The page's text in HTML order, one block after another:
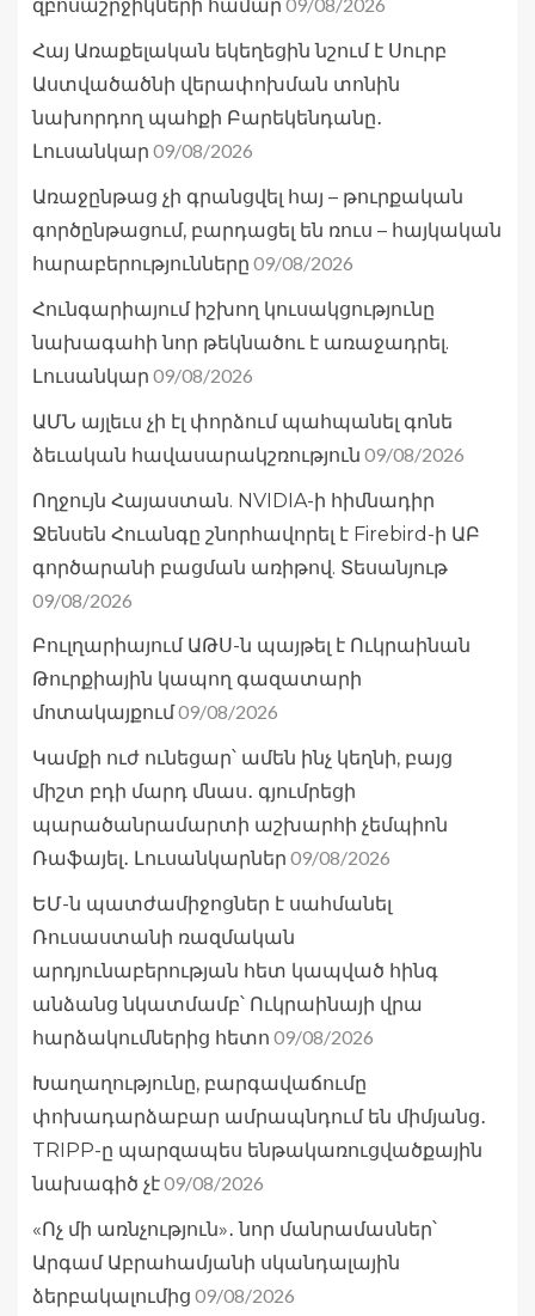
զբոսաշրջիկների համար
Հայ Առաքելական եկեղեցին նշում է Սուրբ
Աստվածածնի վերափոխման տոնին
նախորդող պահքի Բարեկենդանը․
Լուսանկար 09/08/2026
Առաջընթաց չի գրանցվել հայ – թուրքական
գործընթացում, բարդացել են ռուս – հայկական
հարաբերությունները 09/08/2026
Հունգարիայում իշխող կուսակցությունը
նախագահի նոր թեկնածու է առաջադրել.
Լուսանկար 09/08/2026
ԱՄՆ այլեւս չի էլ փորձում պահպանել գոնե
ձեւական հավասարակշռություն 09/08/2026
Ողջույն Հայաստան. NVIDIA-ի հիմնադիր
Ջենսեն Հուանգը շնորհավորել է Firebird-ի ԱԲ
գործարանի բացման առիթով. Տեսանյութ
09/08/2026
Բուլղարիայում ԱԹՍ-ն պայթել է Ուկրաինան
Թուրքիային կապող գազատարի
մոտակայքում09/08/2026
Կամքի ուժ ունեցար՝ ամեն ինչ կեղնի, բայց
միշտ բդի մարդ մնաս․ գյումրեցի
պարածանրամարտի աշխարհի չեմպիոն
Ռաֆայել․ Լուսանկարներ 09/08/2026
ԵՄ-ն պատժամիջոցներ է սահմանել
Ռուսաստանի ռազմական
արդյունաբերության հետ կապված հինգ
անձանց նկատմամբ՝ Ուկրաինայի վրա
հարձակումներից հետո 09/08/2026
Խաղաղությունը, բարգավաճումը
փոխադարձաբար ամրապնդում են միմյանց․
TRIPP-ը պարզապես ենթակառուցվածքային
նախագիծ չէ09/08/2026
«Ոչ մի առնչություն»․ նոր մանրամասներ՝
Արգամ Աբրահամյանի սկանդալային
ձերբակալումից 09/08/2026